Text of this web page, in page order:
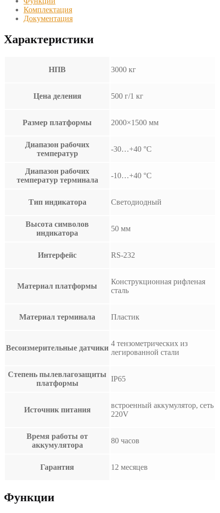
Комплектация
Документация
Характеристики
НПВ 3000 кг
Цена деления 500 г/1 кг
Размер платформы 2000×1500 мм
Диапазон рабочих
температур
-30…+40 °С
Диапазон рабочих
температур терминала
-10…+40 °С
Тип индикатора Светодиодный
Высота символов
индикатора
50 мм
Интерфейс RS-232
Материал платформы
Конструкционная рифленая
сталь
Материал терминала Пластик
Весоизмерительные датчики
4 тензометрических из
легированной стали
Степень пылевлагозащиты
платформы
IP65
Источник питания
встроенный аккумулятор, сеть
220V
Время работы от
аккумулятора
80 часов
Гарантия 12 месяцев
Функции